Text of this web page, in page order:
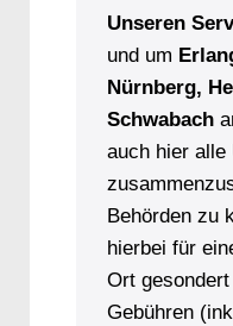
Unseren
und um
Nürnberg,
Schwabach
auch hier alle
Behörden zu
hierbei für
Ort
Gebühren